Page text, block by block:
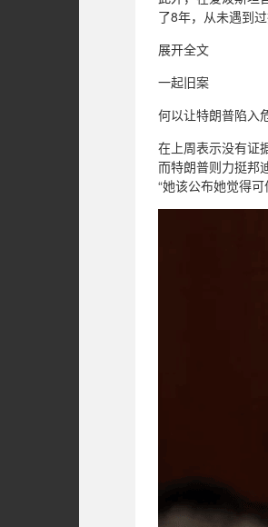
了8年，从未遇到
展开全文
一起旧案
何以让特朗普陷入
在上周表示没有证
而特朗普则力挺邦
“她该公布她觉得